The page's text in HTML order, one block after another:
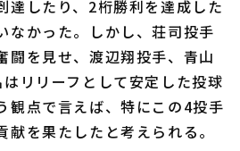
達したり、2桁勝利を達成した
なかった。しかし、荘司投手
闘を見せ、渡辺翔投手、青山
リリーフとして安定した投球
観点で言えば、特にこの4投手
を果たしたと考えられる。